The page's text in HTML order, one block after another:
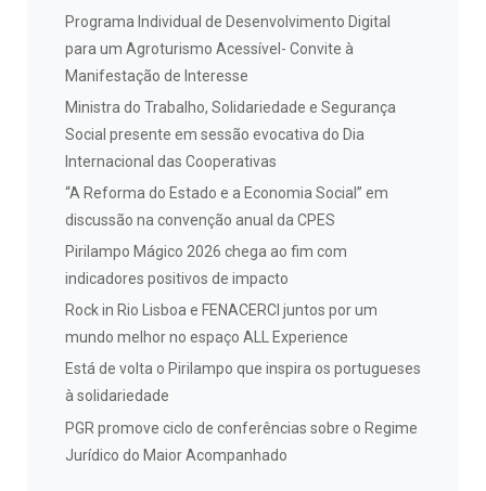
Programa Individual de Desenvolvimento Digital
para um Agroturismo Acessível- Convite à
Manifestação de Interesse
Ministra do Trabalho, Solidariedade e Segurança
Social presente em sessão evocativa do Dia
Internacional das Cooperativas
“A Reforma do Estado e a Economia Social” em
discussão na convenção anual da CPES
Pirilampo Mágico 2026 chega ao fim com
indicadores positivos de impacto
Rock in Rio Lisboa e FENACERCI juntos por um
mundo melhor no espaço ALL Experience
Está de volta o Pirilampo que inspira os portugueses
à solidariedade
PGR promove ciclo de conferências sobre o Regime
Jurídico do Maior Acompanhado